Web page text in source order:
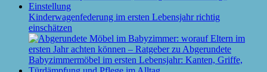
Kinderwagenfederung im ersten Lebensjahr richtig
einschätzen